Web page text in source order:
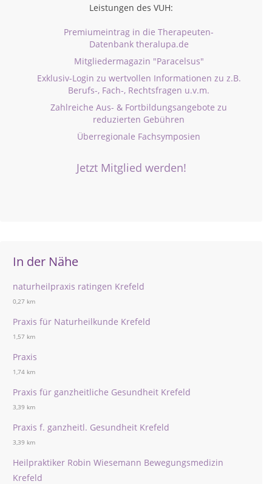
Leistungen des VUH:
Premiumeintrag in die Therapeuten-
Datenbank theralupa.de
Mitgliedermagazin "Paracelsus"
Exklusiv-Login zu wertvollen Informationen zu z.B.
Berufs-, Fach-, Rechtsfragen u.v.m.
Zahlreiche Aus- & Fortbildungsangebote zu
reduzierten Gebühren
Überregionale Fachsymposien
Jetzt Mitglied werden!
In der Nähe
naturheilpraxis ratingen Krefeld
0,27 km
Praxis für Naturheilkunde Krefeld
1,57 km
Praxis
1,74 km
Praxis für ganzheitliche Gesundheit Krefeld
3,39 km
Praxis f. ganzheitl. Gesundheit Krefeld
3,39 km
Heilpraktiker Robin Wiesemann Bewegungsmedizin
Krefeld